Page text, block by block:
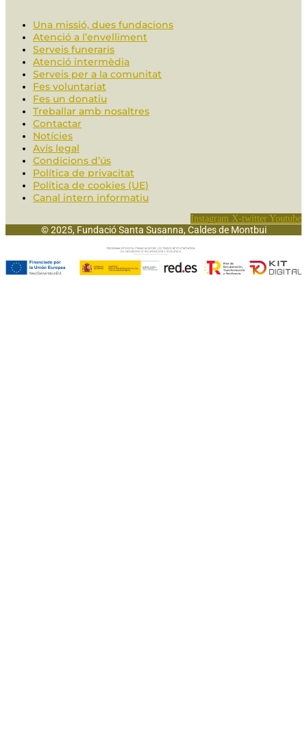
Una missió, dues fundacions
Atenció a l’envelliment
Serveis funeraris
Atenció intermèdia
Serveis per a la comunitat
Fes voluntariat
Fes un donatiu
Treballar amb nosaltres
Contactar
Notícies
Avís legal
Condicions d’ús
Política de privacitat
Política de cookies (UE)
Canal intern informatiu
Instagram X-twitter Youtube
© 2025, Fundació Santa Susanna, Caldes de Montbui